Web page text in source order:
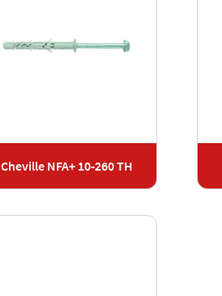
Cheville NFA+ 10-260 TH